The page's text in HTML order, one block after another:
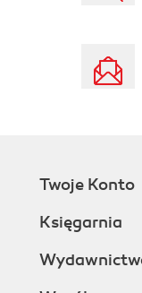
Twoje Konto
Księgarnia